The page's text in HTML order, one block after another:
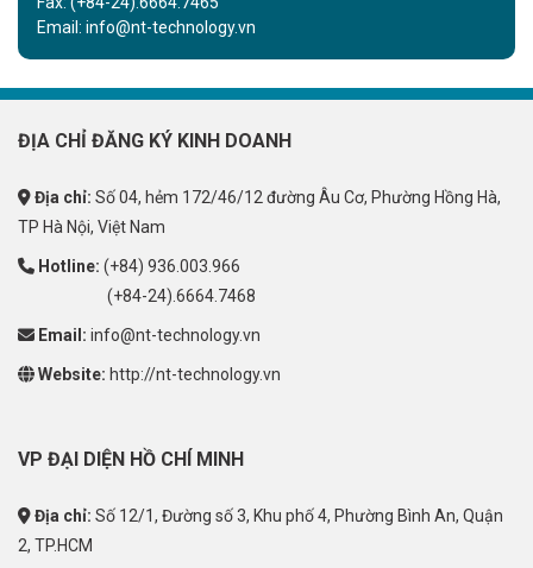
Email: info@nt-technology.vn
ĐỊA CHỈ ĐĂNG KÝ KINH DOANH
Địa chỉ: Số 04, hẻm 172/46/12 đường Âu Cơ, Phường Hồng Hà,
TP Hà Nội, Việt Nam
Hotline: (+84) 936.003.966
(+84-24).6664.7468
Email: info@nt-technology.vn
Website: http://nt-technology.vn
VP ĐẠI DIỆN HỒ CHÍ MINH
Địa chỉ: Số 12/1, Đường số 3, Khu phố 4, Phường Bình An, Quận
2, TP.HCM